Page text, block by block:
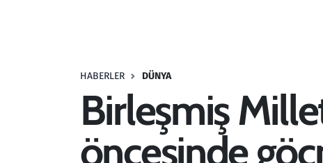
HABERLER DÜNYA
Birleşmiş
öncesinde
Savunma Sanayi